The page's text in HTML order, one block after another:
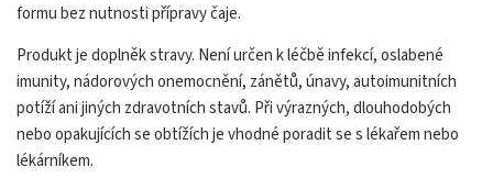
formu bez nutnosti přípravy čaje.
Produkt je doplněk stravy. Není určen k léčbě infekcí, oslabené
imunity, nádorových onemocnění, zánětů, únavy, autoimunitních
potíží ani jiných zdravotních stavů. Při výrazných, dlouhodobých
nebo opakujících se obtížích je vhodné poradit se s lékařem nebo
lékárníkem.